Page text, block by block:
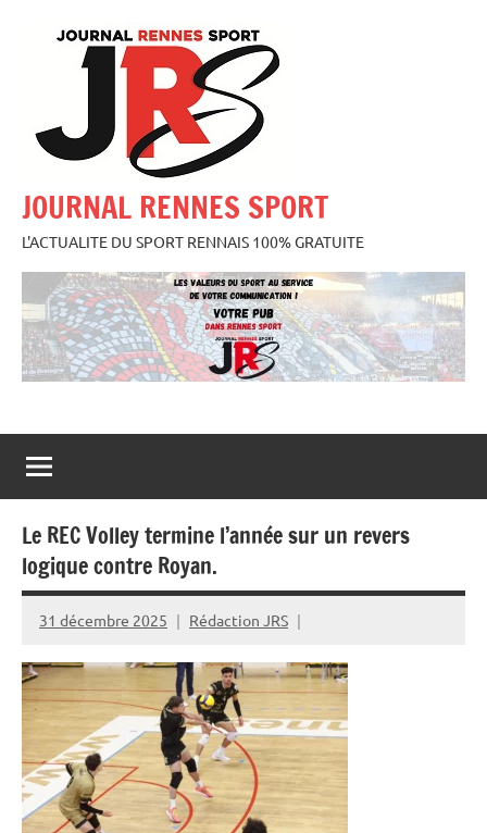
JOURNAL RENNES SPORT
L'ACTUALITE DU SPORT RENNAIS 100% GRATUITE
Le REC Volley termine l’année sur un revers
logique contre Royan.
31 décembre 2025 Rédaction JRS